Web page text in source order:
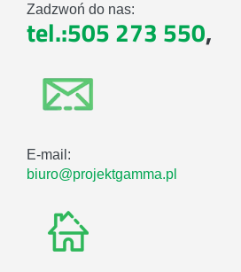
Zadzwoń do nas:
tel.:505 273 550,
E-mail:
biuro@projektgamma.pl